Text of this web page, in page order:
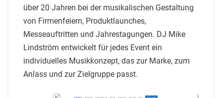
über 20 Jahren bei der musikalischen Gestaltung
von Firmenfeiern, Produktlaunches,
Messeauftritten und Jahrestagungen. DJ Mike
Lindström entwickelt für jedes Event ein
individuelles Musikkonzept, das zur Marke, zum
Anlass und zur Zielgruppe passt.